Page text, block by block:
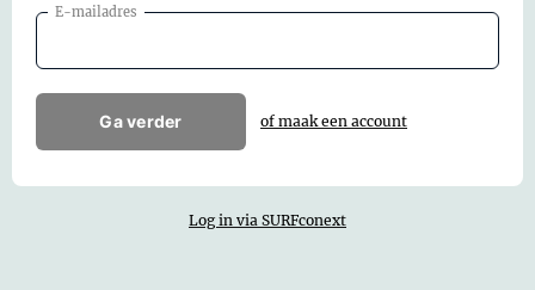
E-mailadres
Ga verder of maak een account
Log in via SURFconext